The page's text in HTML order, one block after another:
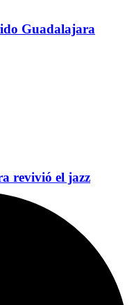
Guadalajara
revivió el jazz